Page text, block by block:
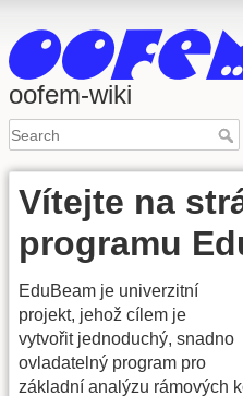
oofem-wiki
Vítejte na
programu
EduBeam je univerzitní
projekt, jehož cílem je
vytvořit jednoduchý, snadno
ovladatelný program pro
základní analýzu rámových